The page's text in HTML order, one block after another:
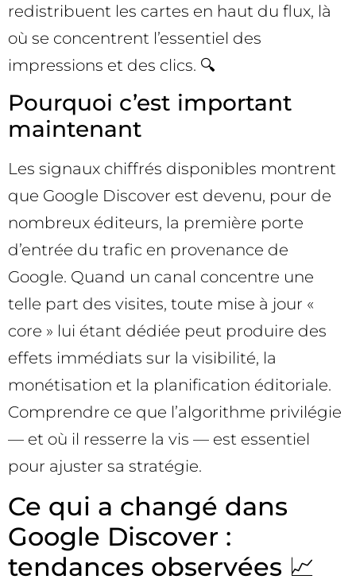
redistribuent les cartes en haut du flux, là
où se concentrent l’essentiel des
impressions et des clics. 🔍
Pourquoi c’est important
maintenant
Les signaux chiffrés disponibles montrent
que Google Discover est devenu, pour de
nombreux éditeurs, la première porte
d’entrée du trafic en provenance de
Google. Quand un canal concentre une
telle part des visites, toute mise à jour «
core » lui étant dédiée peut produire des
effets immédiats sur la visibilité, la
monétisation et la planification éditoriale.
Comprendre ce que l’algorithme privilégie
— et où il resserre la vis — est essentiel
pour ajuster sa stratégie.
Ce qui a changé dans
Google Discover :
tendances observées 📈